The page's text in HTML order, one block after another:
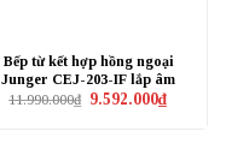
Bếp từ kết hợp hồng ngoại
Junger CEJ-203-IF lắp âm
11.990.000₫ Giá
9.592.000₫Giá
hiện